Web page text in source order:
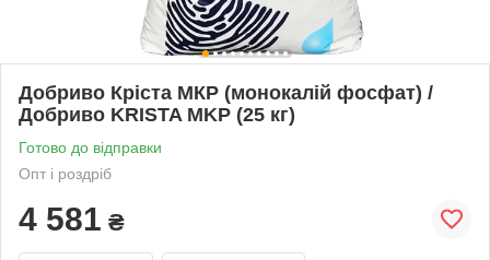
Добриво Кріста МКР (монокалій фосфат) /
Добриво KRISTA MKP (25 кг)
Готово до відправки
Опт і роздріб
4 581 ₴